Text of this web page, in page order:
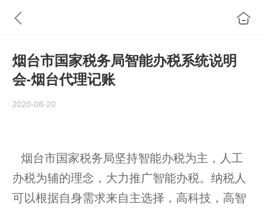
烟台市国家税务局智能办税系统说明
会-烟台代理记账
2020-08-20
烟台市国家税务局坚持智能办税为主，人工
办税为辅的理念，大力推广智能办税。纳税人
可以根据自身需求来自主选择，高科技，高智